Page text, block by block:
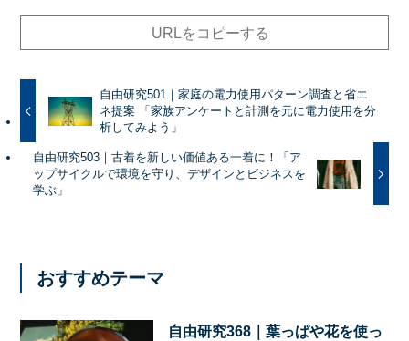
URLをコピーする
自由研究501｜家庭の電力使用パターン調査と省エ
ネ提案 「家族アンケートと計測を元に電力使用を分
析してみよう」
自由研究503｜古着を新しい価値ある一着に！「ア
ップサイクルで環境を守り、デザインとビジネスを
学ぶ」
おすすめテーマ
自由研究368｜葉っぱや花を使っ